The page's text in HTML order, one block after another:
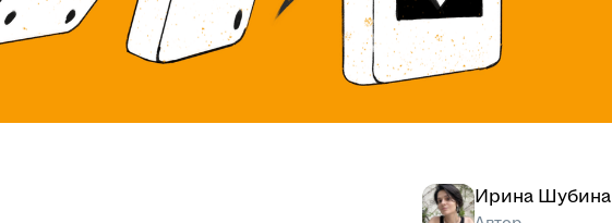
Ирина Шубина